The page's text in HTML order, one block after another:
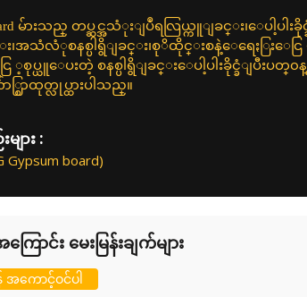
မ်ားသည္ တပ္ဆင္အသံုးျပဳရလြယ္ကူျခင္း၊ေပါ့ပါးခို
အသံလံုစနစ္ပါရွိျခင္း၊စုိထိုင္းစနဲ့ေရေႏြးေငြ
စုပ္ယူေပးတဲ့ စနစ္ပါရွိျခင္းေပါ့ပါးခိုင္ခံျပီးပတ္
ာထုတ္လုပ္ထားပါသည္။
ျား :
Gypsum board)
ောင်း မေးမြန်းချက်များ
အကောင့်ဝင်ပါ